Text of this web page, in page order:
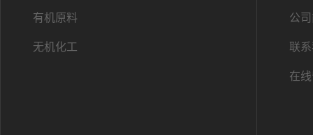
有机原料
无机化工
公
联
在